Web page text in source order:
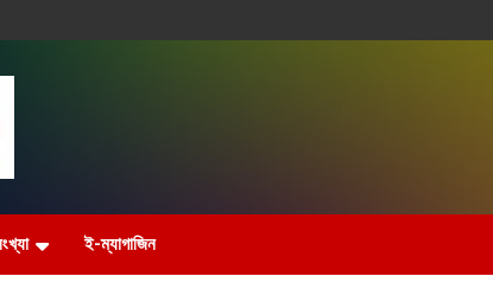
ই-ম্যাগাজিন